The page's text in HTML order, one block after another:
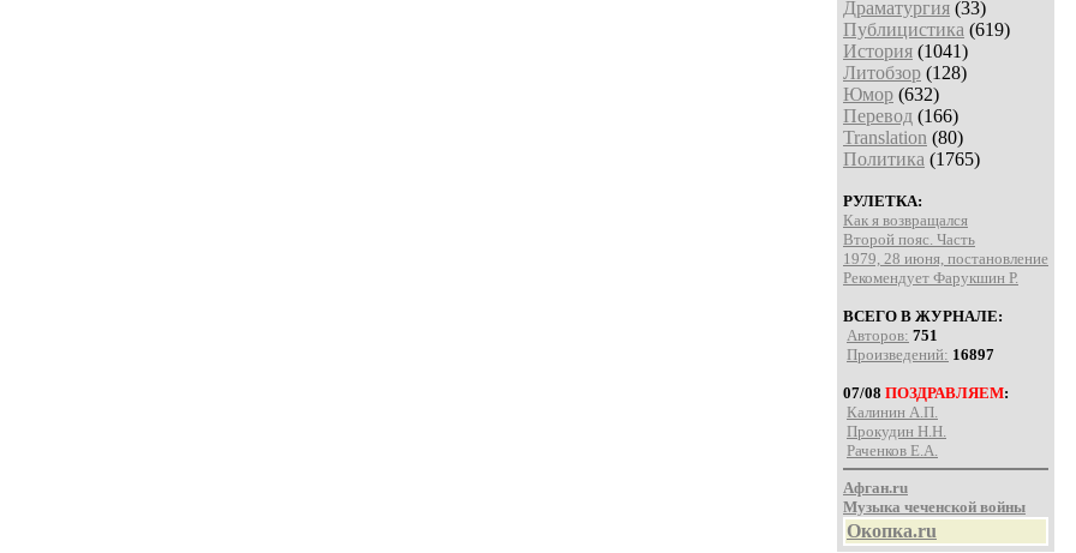
Драматургия (33)
Публицистика (619)
История (1041)
Литобзор (128)
Юмор (632)
Перевод (166)
Translation (80)
Политика (1765)
РУЛЕТКА:
Как я возвращался
Второй пояс. Часть
1979, 28 июня, постановление
Рекомендует Фарукшин Р.
ВСЕГО В ЖУРНАЛЕ:
Авторов: 751
Произведений: 16897
07/08 ПОЗДРАВЛЯЕМ:
Калинин А.П.
Прокудин Н.Н.
Раченков Е.А.
Афган.ru
Музыка чеченской войны
Окопка.ru